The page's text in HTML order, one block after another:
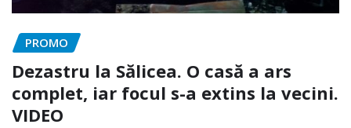
PROMO
Dezastru la Sălicea. O casă a ars
complet, iar focul s-a extins la vecini.
VIDEO